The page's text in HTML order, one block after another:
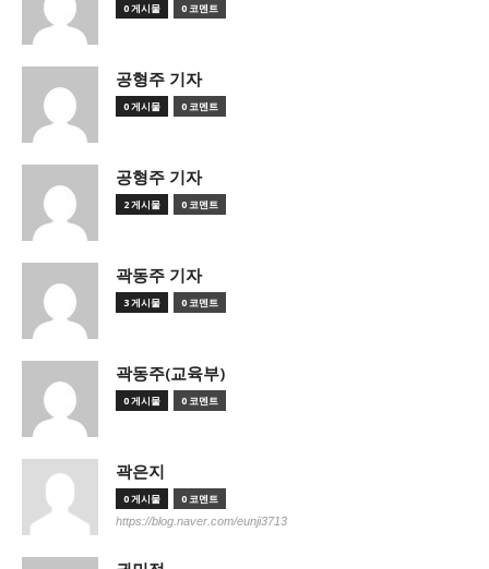
0 게시물 0 코멘트
공형주 기자
0 게시물 0 코멘트
공형주 기자
2 게시물 0 코멘트
곽동주 기자
3 게시물 0 코멘트
곽동주(교육부)
0 게시물 0 코멘트
곽은지
0 게시물 0 코멘트
https://blog.naver.com/eunji3713